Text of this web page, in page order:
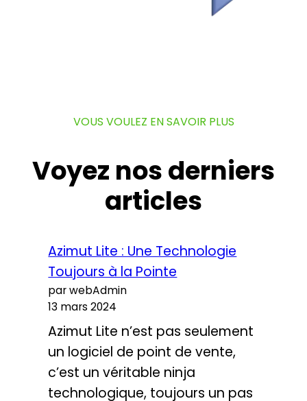
VOUS VOULEZ EN SAVOIR PLUS
Voyez nos derniers
articles
Azimut Lite : Une Technologie
Toujours à la Pointe
par webAdmin
13 mars 2024
Azimut Lite n’est pas seulement
un logiciel de point de vente,
c’est un véritable ninja
technologique, toujours un pas